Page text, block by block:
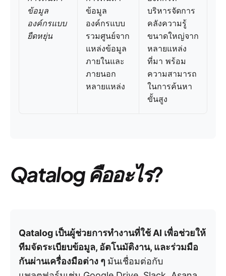
ข้อมูล
องค์กรแบบ
ยืดหยุ่น
ข้อมูล
องค์กรแบบ
รวมศูนย์จาก
แหล่งข้อมูล
ภายในและ
ภายนอก
หลายแหล่ง
บริหารจัดการ
คลังความรู้
ขนาดใหญ่จาก
หลายแหล่ง
ที่มา พร้อม
ความสามารถ
ในการค้นหา
ขั้นสูง
Qatalog คืออะไร?
Qatalog เป็นผู้ช่วยการทำงานที่ใช้ AI เพื่อช่วยให้
ทีมจัดระเบียบข้อมูล, อัตโนมัติงาน, และร่วมมือ
กันผ่านเครื่องมือต่าง ๆ มันเชื่อมต่อกับ